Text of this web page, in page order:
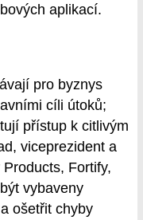
aplikací.
pro byznys
cíli útoků;
přístup k citlivým
viceprezident a
Fortify,
vybaveny
ošetřit chyby